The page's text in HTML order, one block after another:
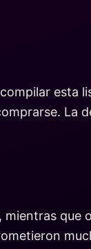
esta
La
mientras que